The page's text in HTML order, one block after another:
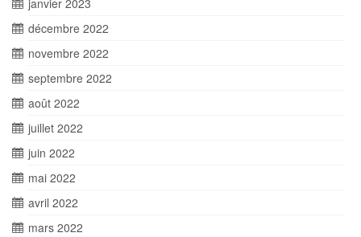
janvier 2023
décembre 2022
novembre 2022
septembre 2022
août 2022
juillet 2022
juin 2022
mai 2022
avril 2022
mars 2022